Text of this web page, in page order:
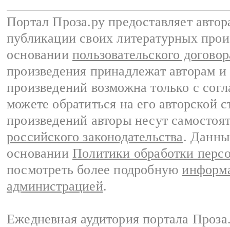
Портал Проза.ру предоставляет
публикации своих литературных
основании пользовательского
произведения принадлежат авторам
произведений возможна только с
можете обратиться на его авторской
произведений авторы несут
российского законодательства.
основании Политики обработки
посмотреть более подробную
администрацией.
Ежедневная аудитория портала